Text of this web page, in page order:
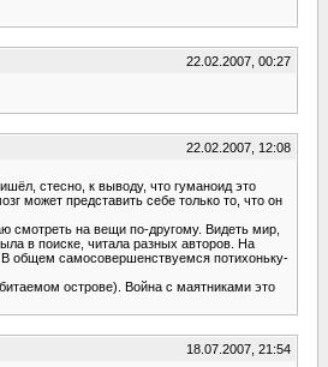
22.02.2007, 00:27
22.02.2007, 12:08
стесно, к выводу, что гуманоид это
может представить себе только то, что он
смотреть на вещи по-другому. Видеть мир,
в поиске, читала разных авторов. На
общем самосовершенствуемся потихоньку-
острове). Война с маятниками это
18.07.2007, 21:54